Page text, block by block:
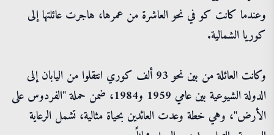
وعندما كانت كو في نحو العاشرة من عمرها، هاجرت عائلتها إلى
كوريا الشمالية.
وكانت العائلة من بين نحو 93 ألف كوري انتقلوا من اليابان إلى
الدولة الشيوعية بين عامي 1959 و1984، ضمن حملة "الفردوس على
الأرض"، وهي خطة وعدت العائدين بحياة مثالية، تشمل الرعاية